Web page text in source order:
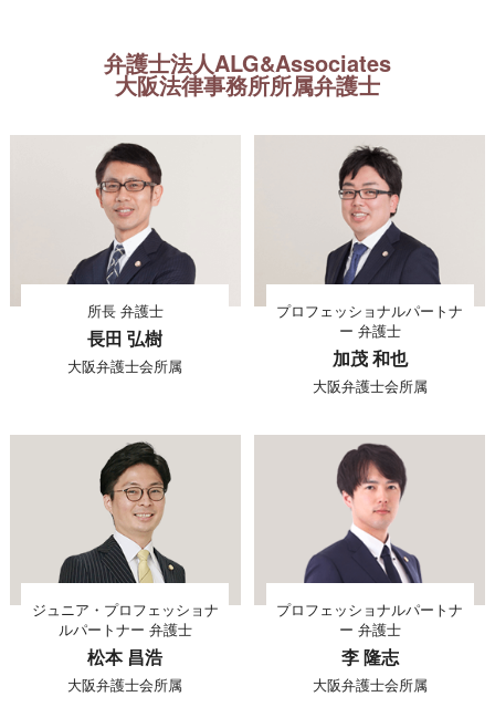
弁護士法人ALG&Associates
大阪法律事務所所属弁護士
所長 弁護士
長田 弘樹
大阪弁護士会所属
プロフェッショナルパートナ
ー 弁護士
加茂 和也
大阪弁護士会所属
ジュニア・プロフェッショナ
ルパートナー 弁護士
松本 昌浩
大阪弁護士会所属
プロフェッショナルパートナ
ー 弁護士
李 隆志
大阪弁護士会所属